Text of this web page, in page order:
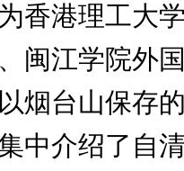
港理工大学
闽江学院外
烟台山保存
中介绍了自